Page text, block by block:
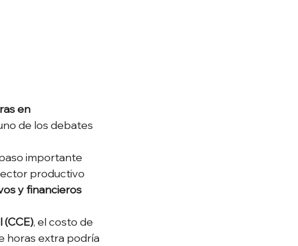
en
de los debates
importante
productivo
y financieros
, el costo de
horas extra podría